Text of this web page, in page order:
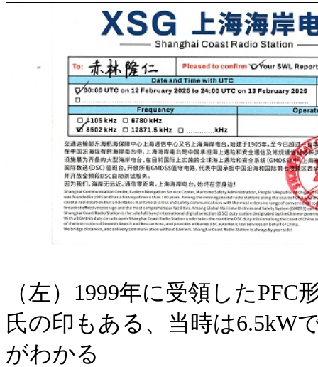
（左）1999年に受領した
氏の印もある、当時は6.5kW
がわかる